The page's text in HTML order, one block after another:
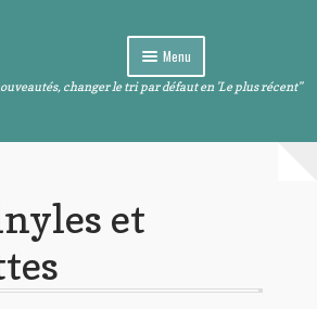
Menu
Ouvrir
menu
Ouvrir
changer le tri par défaut en 'Le plus récent"
et